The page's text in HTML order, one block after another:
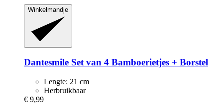
Winkelmandje
Dantesmile Set van 4 Bamboerietjes + Borstel
Lengte: 21 cm
Herbruikbaar
€ 9,99